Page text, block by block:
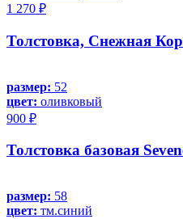
1 270 ₽
Толстовка, Снежная
размер: 52
цвет: оливковый
900 ₽
Толстовка базовая
размер: 58
цвет: тм.синий